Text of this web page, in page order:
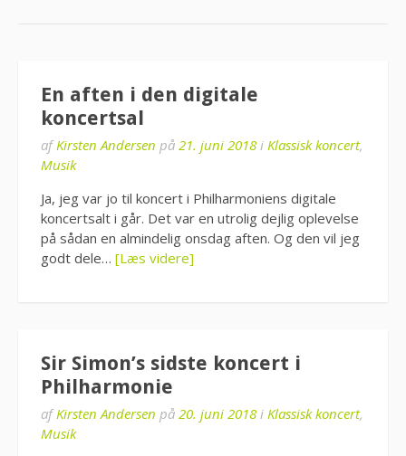
En aften i den digitale
koncertsal
afKirsten Andersen på 21. juni 2018 i Klassisk koncert,
Musik
Ja, jeg var jo til koncert i Philharmoniens digitale
koncertsalt i går. Det var en utrolig dejlig oplevelse
på sådan en almindelig onsdag aften. Og den vil jeg
godt dele… [Læs videre]
Sir Simon’s sidste koncert i
Philharmonie
afKirsten Andersen på 20. juni 2018 i Klassisk koncert,
Musik